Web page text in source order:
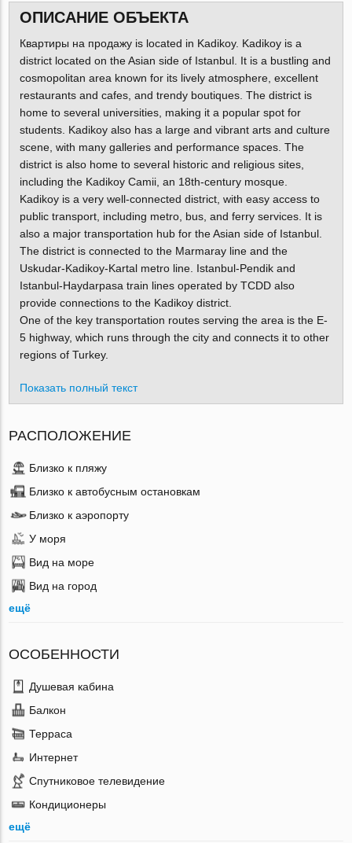
ОПИСАНИЕ ОБЪЕКТА
Квартиры на продажу is located in Kadikoy. Kadikoy is a
district located on the Asian side of Istanbul. It is a bustling and
cosmopolitan area known for its lively atmosphere, excellent
restaurants and cafes, and trendy boutiques. The district is
home to several universities, making it a popular spot for
students. Kadikoy also has a large and vibrant arts and culture
scene, with many galleries and performance spaces. The
district is also home to several historic and religious sites,
including the Kadikoy Camii, an 18th-century mosque.
Kadikoy is a very well-connected district, with easy access to
public transport, including metro, bus, and ferry services. It is
also a major transportation hub for the Asian side of Istanbul.
The district is connected to the Marmaray line and the
Uskudar-Kadikoy-Kartal metro line. Istanbul-Pendik and
Istanbul-Haydarpasa train lines operated by TCDD also
provide connections to the Kadikoy district.
One of the key transportation routes serving the area is the E-
5 highway, which runs through the city and connects it to other
regions of Turkey.
Показать полный текст
РАСПОЛОЖЕНИЕ
Близко к пляжу
Близко к автобусным остановкам
Близко к аэропорту
У моря
Вид на море
Вид на город
ещё
ОСОБЕННОСТИ
Душевая кабина
Балкон
Терраса
Интернет
Спутниковое телевидение
Кондиционеры
ещё